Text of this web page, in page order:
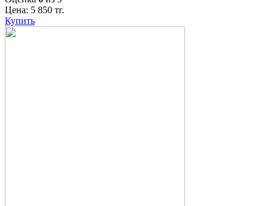
Цена: 5 850 тг.
Купить